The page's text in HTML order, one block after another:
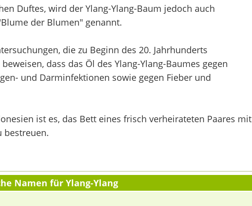
Duftes, wird der Ylang-Ylang-Baum jedoch auch
der Blumen" genannt.
die zu Beginn des 20. Jahrhunderts
dass das Öl des Ylang-Ylang-Baumes gegen
und Darminfektionen sowie gegen Fieber und
ist es, das Bett eines frisch verheirateten Paares mit
bestreuen.
Namen für Ylang-Ylang